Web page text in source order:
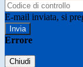
E-mail inviata, si
Errore
Chiudi